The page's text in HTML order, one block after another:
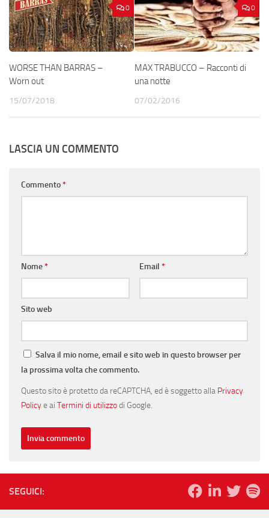
0
WORSE THAN BARRAS –
Worn out
15/07/2018
0
MAX TRABUCCO – Racconti di
una notte
07/02/2016
LASCIA UN COMMENTO
Commento*
Nome* Email *
Sito web
Salva il mio nome, email e sito web in questo browser per
la prossima volta che commento.
Questo sito è protetto da reCAPTCHA, ed è soggetto alla Privacy
Policye ai Termini di utilizzodi Google.
SEGUICI: